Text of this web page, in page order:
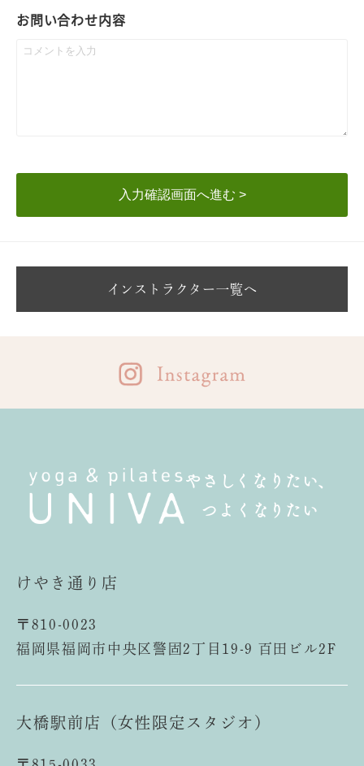
お問い合わせ内容
入力確認画面へ進む >
インストラクター一覧へ
やさしくなりたい、
つよくなりたい
けやき通り店
〒810-0023
福岡県福岡市中央区警固2丁目19-9 百田ビル2F
大橋駅前店（女性限定スタジオ）